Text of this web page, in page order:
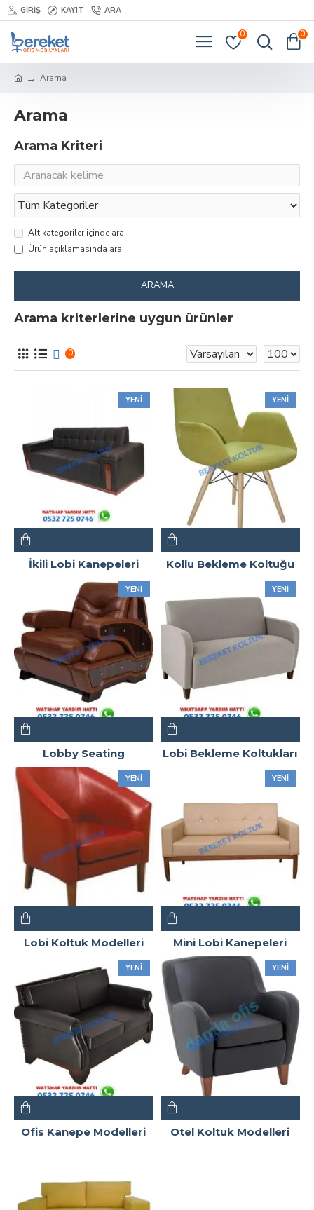
GIRIŞ KAYIT ARA
0 0
Arama
Arama
Arama Kriteri
Alt kategoriler içinde ara
Ürün açıklamasında ara.
ARAMA
Arama kriterlerine uygun ürünler
0
YENI
İkili Lobi Kanepeleri
YENI
Kollu Bekleme Koltuğu
YENI
Lobby Seating
YENI
Lobi Bekleme Koltukları
YENI
Lobi Koltuk Modelleri
YENI
Mini Lobi Kanepeleri
YENI
Ofis Kanepe Modelleri
YENI
Otel Koltuk Modelleri